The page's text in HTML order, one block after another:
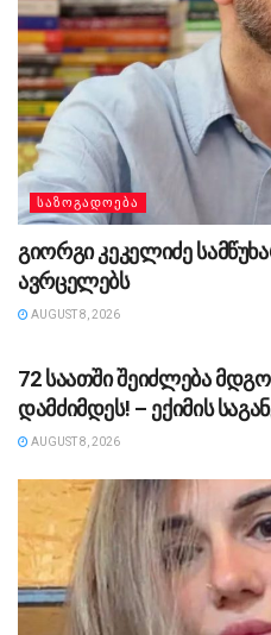
ᲡᲐᲖᲝᲒᲐᲓᲝᲔᲑᲐ
გიორგი კეკელიძე
ავრცელებს
AUGUST 8, 2026
72 საათში შეიძლება
დამძიმდეს! – ექიმის
AUGUST 8, 2026